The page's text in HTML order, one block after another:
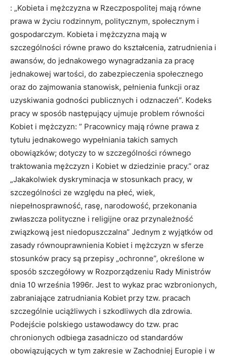
: „Kobieta i mężczyzna w Rzeczpospolitej mają równe
prawa w życiu rodzinnym, politycznym, społecznym i
gospodarczym. Kobieta i mężczyzna mają w
szczególności równe prawo do kształcenia, zatrudnienia i
awansów, do jednakowego wynagradzania za pracę
jednakowej wartości, do zabezpieczenia społecznego
oraz do zajmowania stanowisk, pełnienia funkcji oraz
uzyskiwania godności publicznych i odznaczeń”. Kodeks
pracy w sposób następujący ujmuje problem równości
Kobiet i mężczyzn: ” Pracownicy mają równe prawa z
tytułu jednakowego wypełniania takich samych
obowiązków; dotyczy to w szczególności równego
traktowania mężczyzn i Kobiet w dziedzinie pracy.” oraz
„Jakakolwiek dyskryminacja w stosunkach pracy, w
szczególności ze względu na płeć, wiek,
niepełnosprawność, rasę, narodowość, przekonania
zwłaszcza polityczne i religijne oraz przynależność
związkową jest niedopuszczalna” Jednym z wyjątków od
zasady równouprawnienia Kobiet i mężczyzn w sferze
stosunków pracy są przepisy „ochronne”, określone w
sposób szczegółowy w Rozporządzeniu Rady Ministrów
dnia 10 września 1996r. Jest to wykaz prac wzbronionych,
zabraniające zatrudniania Kobiet przy tzw. pracach
szczególnie uciążliwych i szkodliwych dla zdrowia.
Podejście polskiego ustawodawcy do tzw. prac
chronionych odbiega zasadniczo od standardów
obowiązujących w tym zakresie w Zachodniej Europie i w